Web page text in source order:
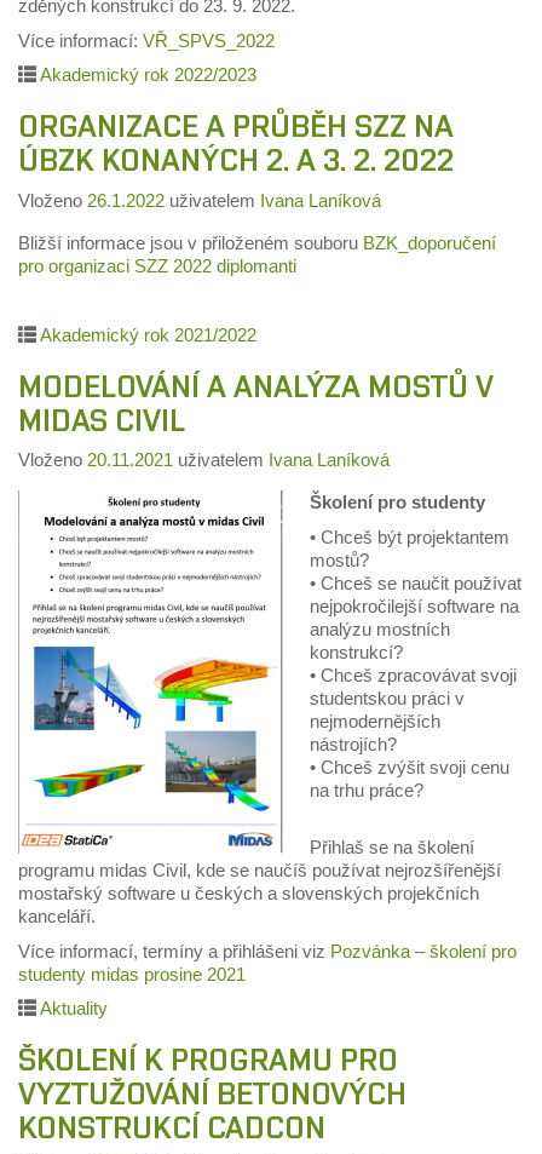
zděných konstrukcí do 23. 9. 2022.
Více informací: VŘ_SPVS_2022
Akademický rok 2022/2023
ORGANIZACE A PRŮBĚH SZZ NA
ÚBZK KONANÝCH 2. A 3. 2. 2022
Vloženo 26.1.2022 uživatelem Ivana Laníková
Bližší informace jsou v přiloženém souboru BZK_doporučení
pro organizaci SZZ 2022 diplomanti
Akademický rok 2021/2022
MODELOVÁNÍ A ANALÝZA MOSTŮ V
MIDAS CIVIL
Vloženo 20.11.2021 uživatelem Ivana Laníková
Školení pro studenty
•Chceš být projektantem
mostů?
• Chceš se naučit používat
nejpokročilejšísoftware na
analýzu mostních
konstrukcí?
• Chceš zpracovávat svoji
studentskou práci v
nejmodernějších
nástrojích?
• Chceš zvýšit svoji cenu
na trhu práce?
Přihlašse na školení
programu midas Civil, kde se naučíš používat nejrozšířenější
mostařský software u českých a slovenských projekčních
kanceláří.
Více informací, termíny a přihlášeni viz Pozvánka – školení pro
studenty midas prosine 2021
Aktuality
ŠKOLENÍ K PROGRAMU PRO
VYZTUŽOVÁNÍ BETONOVÝCH
KONSTRUKCÍ CADCON